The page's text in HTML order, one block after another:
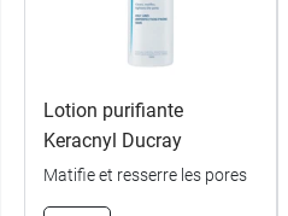
Lotion purifiante
Keracnyl Ducray
Matifie et resserre les pores